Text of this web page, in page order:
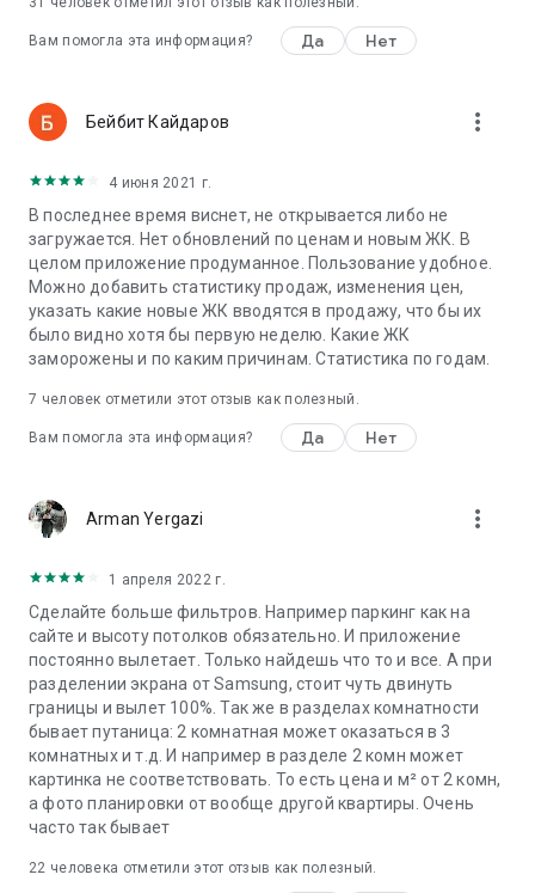
Вам помогла эта информация? Да Нет
Бейбит Кайдаров more_vert
4 июня 2021 г.
В последнее время виснет, не открывается либо не
загружается. Нет обновлений по ценам и новым ЖК. В
целом приложение продуманное. Пользование удобное.
Можно добавить статистику продаж, изменения цен,
указать какие новые ЖК вводятся в продажу, что бы их
было видно хотя бы первую неделю. Какие ЖК
заморожены и по каким причинам. Статистика по годам.
7 человек отметили этот отзыв как полезный.
Вам помогла эта информация? Да Нет
Arman Yergazi more_vert
1 апреля 2022 г.
Сделайте больше фильтров. Например паркинг как на
сайте и высоту потолков обязательно. И приложение
постоянно вылетает. Только найдешь что то и все. А при
разделении экрана от Samsung, стоит чуть двинуть
границы и вылет 100%. Так же в разделах комнатности
бывает путаница: 2 комнатная может оказаться в 3
комнатных и т.д. И например в разделе 2 комн может
картинка не соответствовать. То есть цена и м² от 2 комн,
а фото планировки от вообще другой квартиры. Очень
часто так бывает
22 человека отметили этот отзыв как полезный.